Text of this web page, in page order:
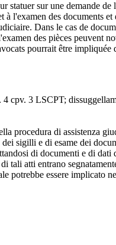
sur une demande
à l'examen des documents
Dans le cas de
des pièces peuvent
pourrait être impliquée
cpv. 3 LSCPT;
procedura di assistenza
sigilli e di esame dei
di documenti e di
tali atti entrano
potrebbe essere implicato